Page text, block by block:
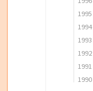
1995
1994
1993
1992
1991
1990